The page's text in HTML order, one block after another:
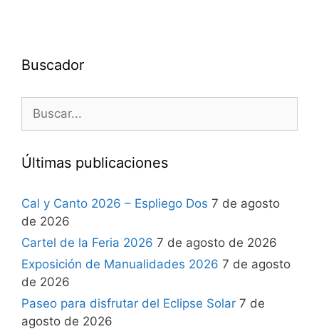
Buscador
Últimas publicaciones
Cal y Canto 2026 – Espliego Dos 7 de agosto
de 2026
Cartel de la Feria 2026 7 de agosto de 2026
Exposición de Manualidades 2026 7 de agosto
de 2026
Paseo para disfrutar del Eclipse Solar 7 de
agosto de 2026